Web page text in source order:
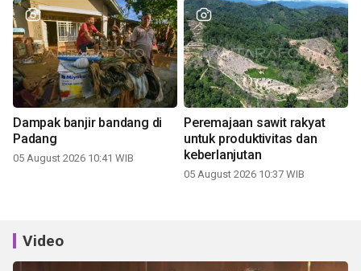
Dampak banjir bandang di
Padang
05 August 2026 10:41 WIB
Peremajaan sawit rakyat
untuk produktivitas dan
keberlanjutan
05 August 2026 10:37 WIB
Video